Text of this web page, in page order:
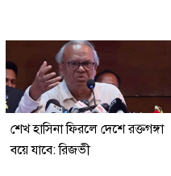
শেখ হাসিনা ফিরলে দেশে রক্তগঙ্গা
বয়ে যাবে: রিজভী